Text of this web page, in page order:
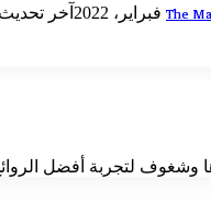
The
آخر تحديث: 11 فبراير،
لتجربة أفضل الروائح